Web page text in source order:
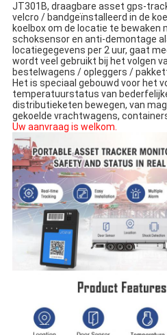
JT301B, draagbare asset gps-
velcro / bandgeïnstalleerd in de
koelbox om de locatie te
schoksensor en anti-demontage
locatiegegevens per 2 uur, gaat
wordt veel gebruikt bij het volgen
bestelwagens / opleggers /
Het is speciaal gebouwd voor het
temperatuurstatus van
distributieketen bewegen, van
gekoelde vrachtwagens,
Uw aanvraag is welkom.